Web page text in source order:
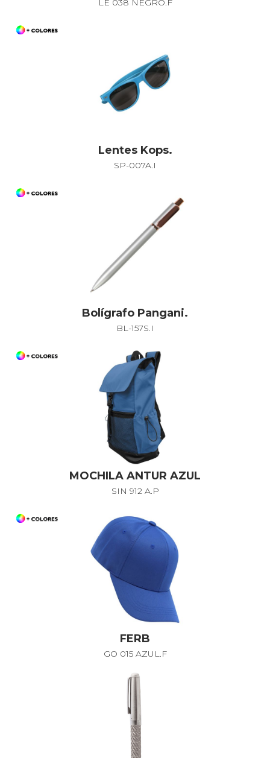
LE 038 NEGRO.F
Lentes Kops.
SP-007A.I
Bolígrafo Pangani.
BL-157S.I
MOCHILA ANTUR AZUL
SIN 912 A.P
FERB
GO 015 AZUL.F